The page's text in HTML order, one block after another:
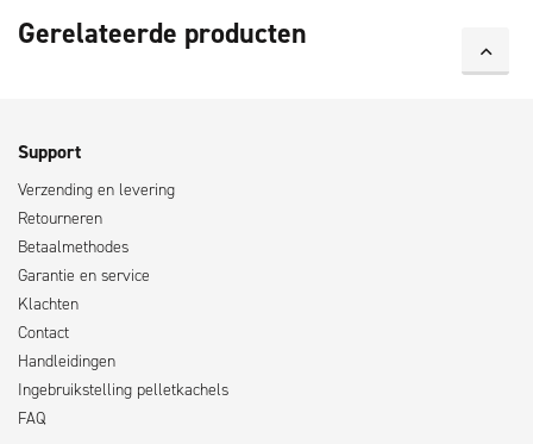
Gerelateerde producten
Support
Verzending en levering
Retourneren
Betaalmethodes
Garantie en service
Klachten
Contact
Handleidingen
Ingebruikstelling pelletkachels
FAQ